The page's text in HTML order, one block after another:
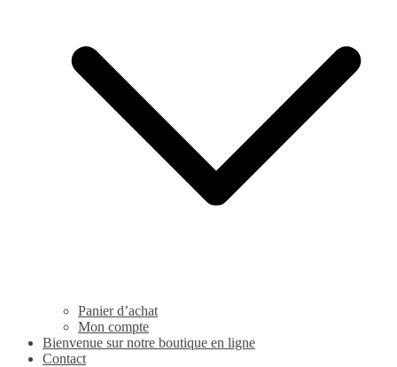
Panier d’achat
Mon compte
Bienvenue sur notre boutique en ligne
Contact